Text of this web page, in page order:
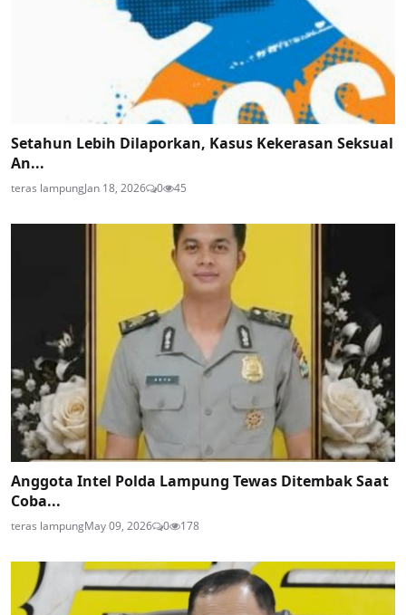
Setahun Lebih Dilaporkan, Kasus Kekerasan Seksual
An...
teras lampungJan 18, 2026 0 45
Anggota Intel Polda Lampung Tewas Ditembak Saat
Coba...
teras lampungMay 09, 2026 0 178